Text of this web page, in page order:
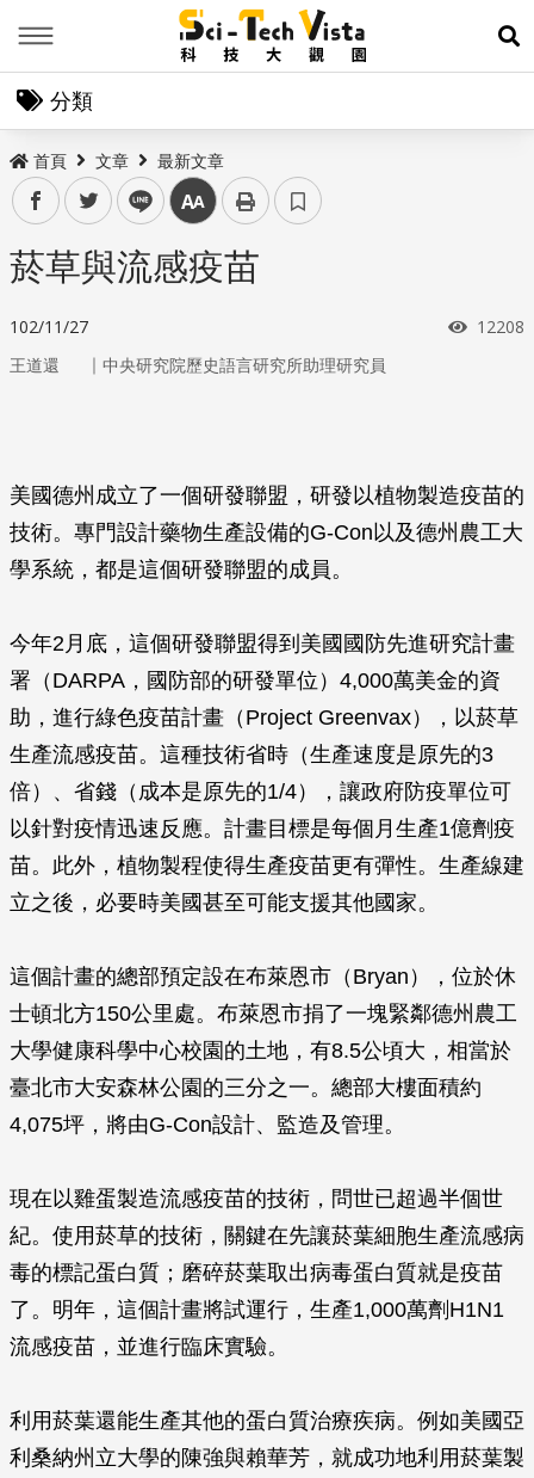
展
分類
首頁 文章 最新文章
facebooktwitter line 中
菸草與流感疫苗
102/11/27 瀏覽次
12208
王道還 ｜ 中央研究院歷史語言研究所助理研究員
美國德州成立了一個研發聯盟，研發以植物製造疫苗的
技術。專門設計藥物生產設備的G-Con以及德州農工大
學系統，都是這個研發聯盟的成員。
今年2月底，這個研發聯盟得到美國國防先進研究計畫
署（DARPA，國防部的研發單位）4,000萬美金的資
助，進行綠色疫苗計畫（Project Greenvax），以菸草
生產流感疫苗。這種技術省時（生產速度是原先的3
倍）、省錢（成本是原先的1/4），讓政府防疫單位可
以針對疫情迅速反應。計畫目標是每個月生產1億劑疫
苗。此外，植物製程使得生產疫苗更有彈性。生產線建
立之後，必要時美國甚至可能支援其他國家。
這個計畫的總部預定設在布萊恩市（Bryan），位於休
士頓北方150公里處。布萊恩市捐了一塊緊鄰德州農工
大學健康科學中心校園的土地，有8.5公頃大，相當於
臺北市大安森林公園的三分之一。總部大樓面積約
4,075坪，將由G-Con設計、監造及管理。
現在以雞蛋製造流感疫苗的技術，問世已超過半個世
紀。使用菸草的技術，關鍵在先讓菸葉細胞生產流感病
毒的標記蛋白質；磨碎菸葉取出病毒蛋白質就是疫苗
了。明年，這個計畫將試運行，生產1,000萬劑H1N1
流感疫苗，並進行臨床實驗。
利用菸葉還能生產其他的蛋白質治療疾病。例如美國亞
利桑納州立大學的陳強與賴華芳，就成功地利用菸葉製